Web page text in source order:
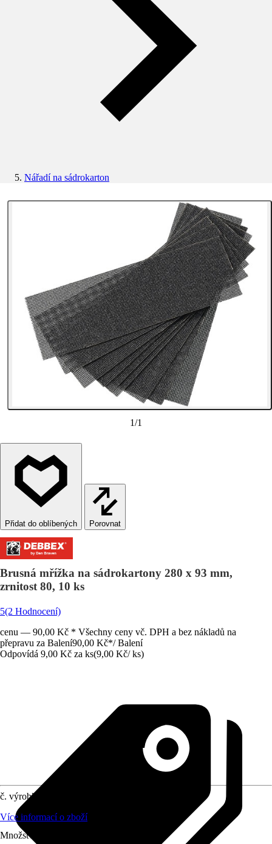
Nářadí na sádrokarton
1/1
Porovnat
Brusná mřížka na sádrokartony 280 x 93 mm,
zrnitost 80, 10 ks
5(2 Hodnocení)
cenu — 90,00 Kč * Všechny ceny vč. DPH a bez nákladů na
přepravu za Balení90,00 Kč*/ Balení
Odpovídá 9,00 Kč za ks(9,00 Kč/ ks)
č. výrobku
Více informací o zboží
Množství (Balení)